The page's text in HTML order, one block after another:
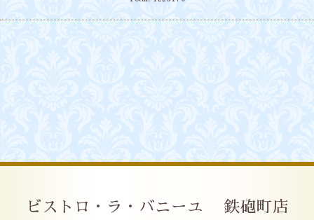
ビストロ・ラ・バニーユ 鉄砲町店